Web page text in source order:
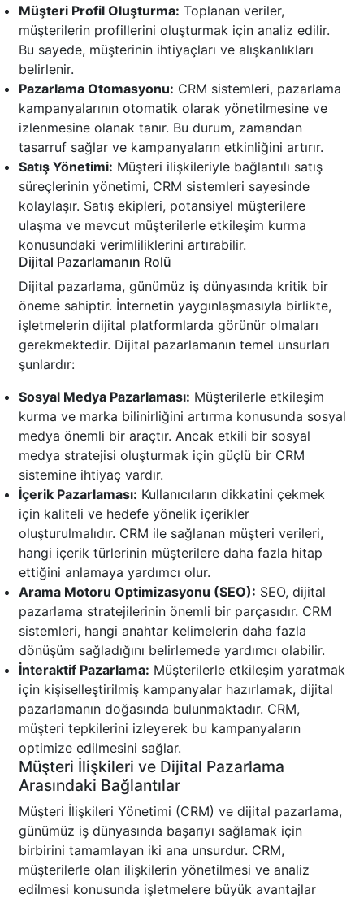
Müşteri Profil Oluşturma: Toplanan veriler,
müşterilerin profillerini oluşturmak için analiz edilir.
Bu sayede, müşterinin ihtiyaçları ve alışkanlıkları
belirlenir.
Pazarlama Otomasyonu: CRM sistemleri, pazarlama
kampanyalarının otomatik olarak yönetilmesine ve
izlenmesine olanak tanır. Bu durum, zamandan
tasarruf sağlar ve kampanyaların etkinliğini artırır.
Satış Yönetimi: Müşteri ilişkileriyle bağlantılı satış
süreçlerinin yönetimi, CRM sistemleri sayesinde
kolaylaşır. Satış ekipleri, potansiyel müşterilere
ulaşma ve mevcut müşterilerle etkileşim kurma
konusundaki verimliliklerini artırabilir.
Dijital Pazarlamanın Rolü
Dijital pazarlama, günümüz iş dünyasında kritik bir
öneme sahiptir. İnternetin yaygınlaşmasıyla birlikte,
işletmelerin dijital platformlarda görünür olmaları
gerekmektedir. Dijital pazarlamanın temel unsurları
şunlardır:
Sosyal Medya Pazarlaması: Müşterilerle etkileşim
kurma ve marka bilinirliğini artırma konusunda sosyal
medya önemli bir araçtır. Ancak etkili bir sosyal
medya stratejisi oluşturmak için güçlü bir CRM
sistemine ihtiyaç vardır.
İçerik Pazarlaması: Kullanıcıların dikkatini çekmek
için kaliteli ve hedefe yönelik içerikler
oluşturulmalıdır. CRM ile sağlanan müşteri verileri,
hangi içerik türlerinin müşterilere daha fazla hitap
ettiğini anlamaya yardımcı olur.
Arama Motoru Optimizasyonu (SEO): SEO, dijital
pazarlama stratejilerinin önemli bir parçasıdır. CRM
sistemleri, hangi anahtar kelimelerin daha fazla
dönüşüm sağladığını belirlemede yardımcı olabilir.
İnteraktif Pazarlama: Müşterilerle etkileşim yaratmak
için kişiselleştirilmiş kampanyalar hazırlamak, dijital
pazarlamanın doğasında bulunmaktadır. CRM,
müşteri tepkilerini izleyerek bu kampanyaların
optimize edilmesini sağlar.
Müşteri İlişkileri ve Dijital Pazarlama
Arasındaki Bağlantılar
Müşteri İlişkileri Yönetimi (CRM) ve dijital pazarlama,
günümüz iş dünyasında başarıyı sağlamak için
birbirini tamamlayan iki ana unsurdur. CRM,
müşterilerle olan ilişkilerin yönetilmesi ve analiz
edilmesi konusunda işletmelere büyük avantajlar